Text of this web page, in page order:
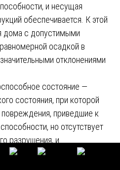
и несущая
обеспечивается. К этой
дома с допустимыми
осадкой в
отклонениями
состояние —
состояния, при которой
приведшие к
но отсутствует
разрушения, и
возможно при